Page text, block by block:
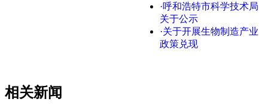
·呼和浩特市科学技术局
关于公示
·关于开展生物制造产业
政策兑现
相关新闻